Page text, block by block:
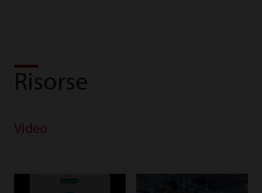
Risorse
Video